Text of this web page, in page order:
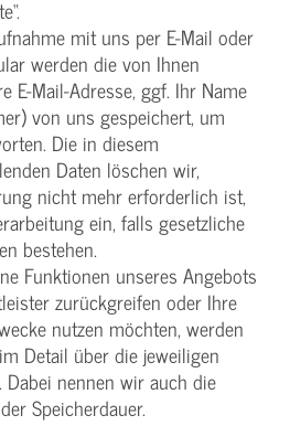
mit uns per E-Mail oder
werden die von Ihnen
E-Mail-Adresse, ggf. Ihr Name
von uns gespeichert, um
Die in diesem
Daten löschen wir,
nicht mehr erforderlich ist,
ein, falls gesetzliche
bestehen.
Funktionen unseres Angebots
zurückgreifen oder Ihre
nutzen möchten, werden
Detail über die jeweiligen
nennen wir auch die
Speicherdauer.